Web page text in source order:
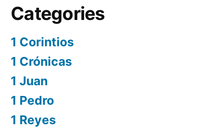
Categories
1 Corintios
1 Crónicas
1 Juan
1 Pedro
1 Reyes